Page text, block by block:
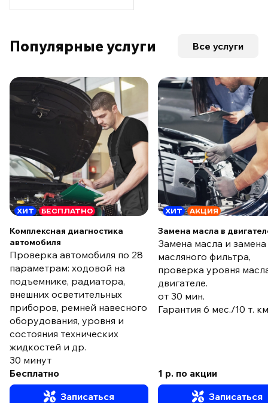
Популярные услуги Все услуги
ХИТ БЕСПЛАТНО
Комплексная диагностика
автомобиля
Проверка автомобиля по 28
параметрам: ходовой на
подъемнике, радиатора,
внешних осветительных
приборов, ремней навесного
оборудования, уровня и
состояния технических
жидкостей и др.
30 минут
Бесплатно
Записаться
ХИТ АКЦИЯ
Замена масла в
Замена масла и замена
масляного фильтра,
проверка уровня
двигателе.
от 30 мин.
Гарантия 6 мес./10 т.
1 р. по акции
Записаться